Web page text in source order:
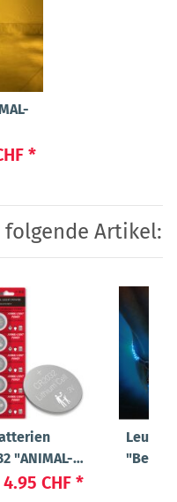
*
folgende Artikel:
"ANIMAL-
POWER"
4.95 CHF *